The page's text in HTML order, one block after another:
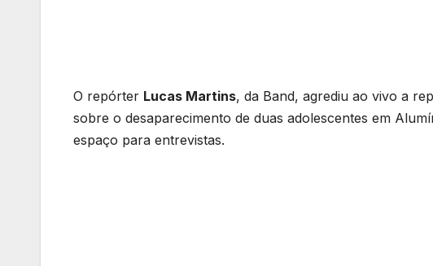
O repórter Lucas Martins, da Band, agrediu ao vivo a
sobre o desaparecimento de duas adolescentes em
espaço para entrevistas.